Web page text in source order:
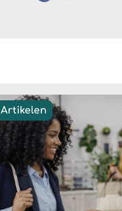
Artikelen